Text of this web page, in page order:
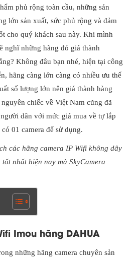
phủ rộng toàn cầu, những sản
lớn sản xuất, sức phủ rộng và đảm
cho quý khách sau này. Khi mình
nghĩ những hãng đó giá thành
Không đâu bạn nhé, hiện tại công
hãng càng lớn càng có nhiều ưu thế
số lượng lớn nên giá thành hàng
chiếc về Việt Nam cũng đã
dân với mức giá mua về tự lắp
01 camera để sử dụng.
các hãng camera IP Wifi không dây
nhất hiện nay mà SkyCamera
Imou hãng DAHUA
những hãng camera chuyên sản